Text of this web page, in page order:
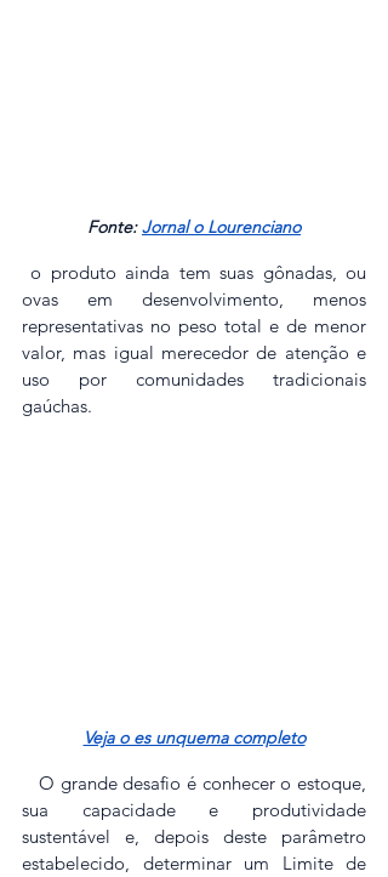
Fonte: Jornal o Lourenciano
o produto ainda tem suas gônadas, ou
ovas em desenvolvimento, menos
representativas no peso total e de menor
valor, mas igual merecedor de atenção e
uso por comunidades tradicionais
gaúchas.
Veja o es unquema completo
sua capacidade e produtividade
sustentável e, depois deste parâmetro
estabelecido, determinar um Limite de